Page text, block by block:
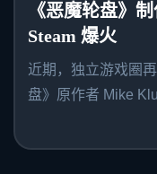
《恶魔轮盘》
Steam 爆火
近期，独立游戏圈
盘》原作者 Mike